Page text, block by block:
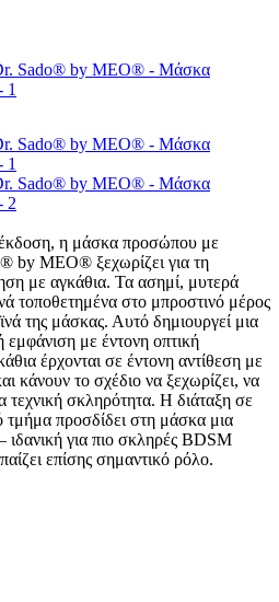
η μάσκα προσώπου με
by MEO® ξεχωρίζει για τη
με αγκάθια. Τα ασημί, μυτερά
τοποθετημένα στο μπροστινό μέρος
της μάσκας. Αυτό δημιουργεί μια
εμφάνιση με έντονη οπτική
έρχονται σε έντονη αντίθεση με
κάνουν το σχέδιο να ξεχωρίζει, να
τεχνική σκληρότητα. Η διάταξη σε
τμήμα προσδίδει στη μάσκα μια
ιδανική για πιο σκληρές BDSM
επίσης σημαντικό ρόλο.